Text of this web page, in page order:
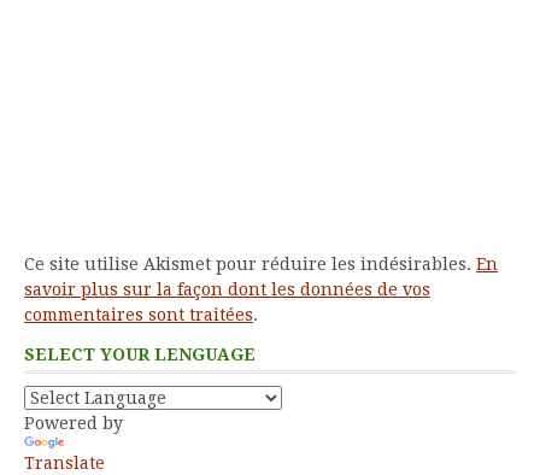
Ce site utilise Akismet pour réduire les indésirables. En
savoir plus sur la façon dont les données de vos
commentaires sont traitées.
SELECT YOUR LENGUAGE
Powered by
Translate